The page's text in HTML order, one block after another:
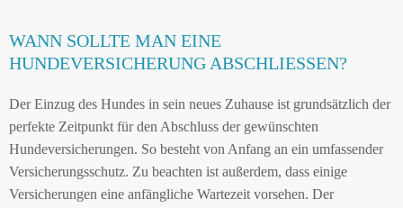
WANN SOLLTE MAN EINE
HUNDEVERSICHERUNG ABSCHLIESSEN?
Der Einzug des Hundes in sein neues Zuhause ist grundsätzlich der
perfekte Zeitpunkt für den Abschluss der gewünschten
Hundeversicherungen. So besteht von Anfang an ein umfassender
Versicherungsschutz. Zu beachten ist außerdem, dass einige
Versicherungen eine anfängliche Wartezeit vorsehen. Der